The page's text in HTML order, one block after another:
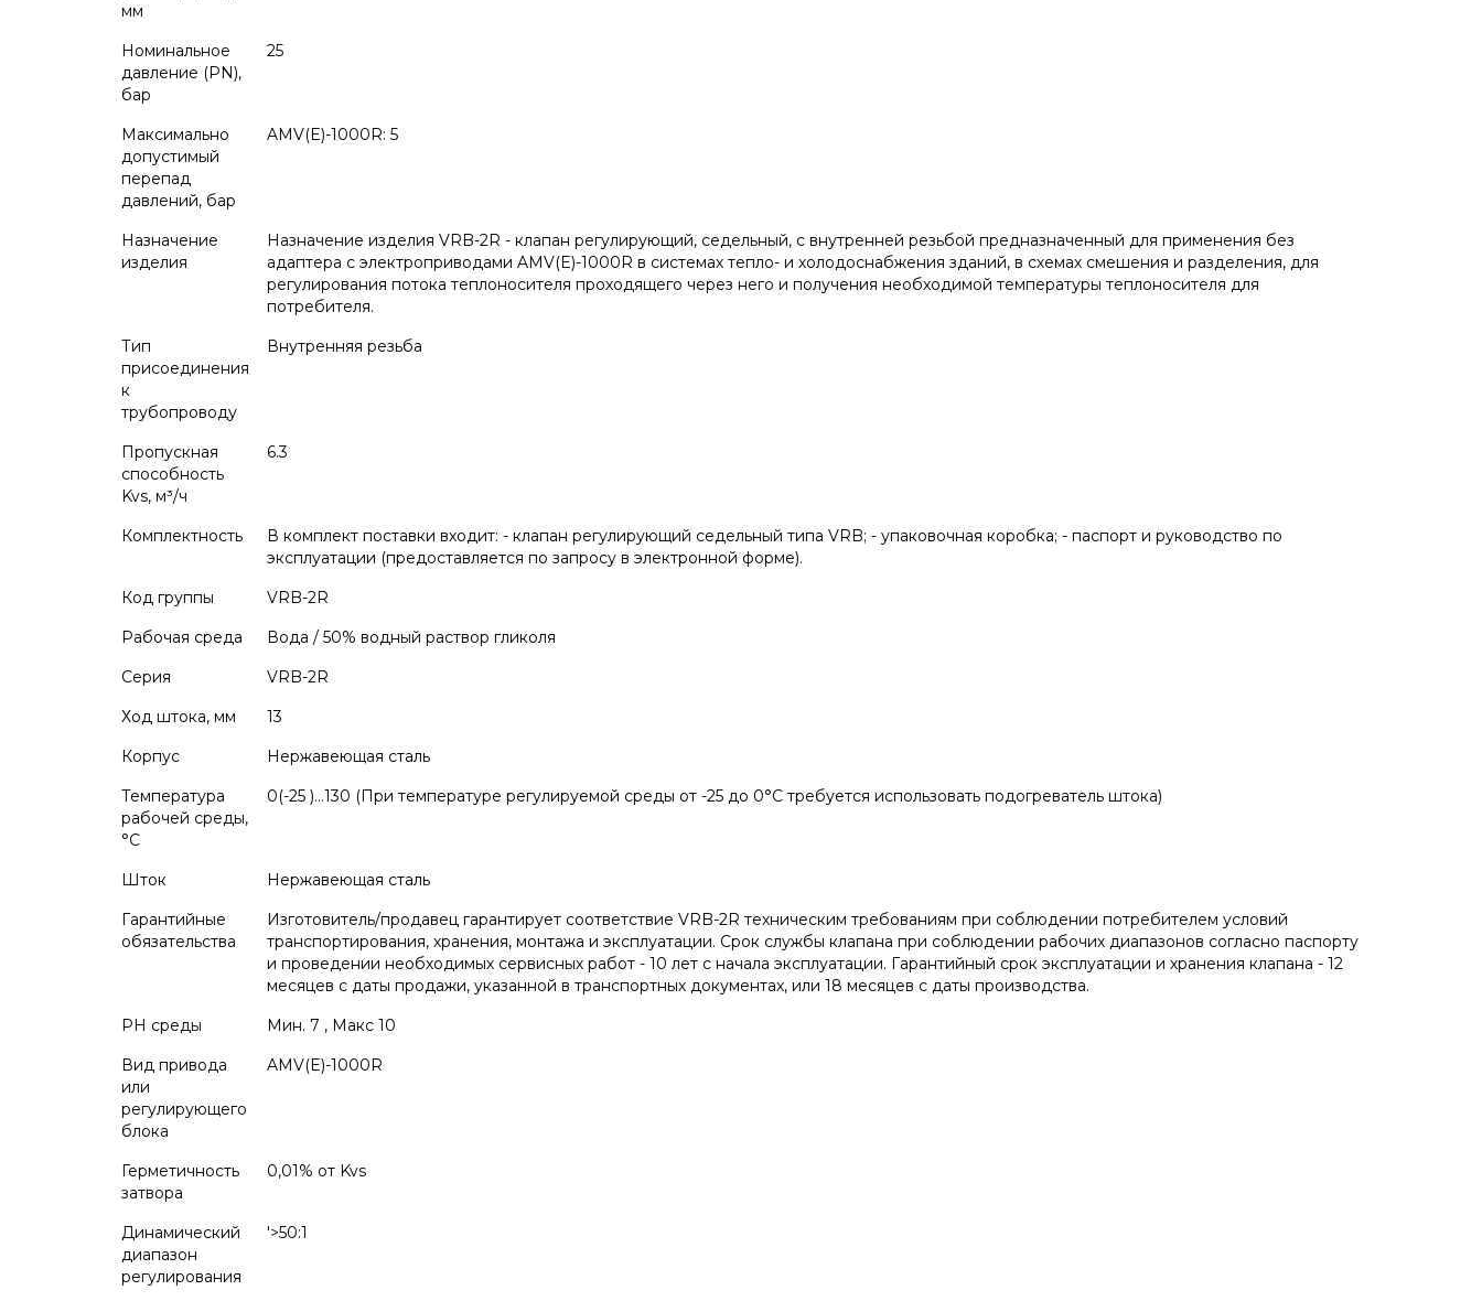
мм
Номинальное
давление (PN),
бар
25
Максимально
допустимый
перепад
давлений, бар
AMV(E)-1000R: 5
Назначение
изделия
Назначение изделия VRB-2R - клапан регулирующий, седельный, с внутренней резьбой предназначенный для применения без
адаптера с электроприводами AMV(E)-1000R в системах тепло- и холодоснабжения зданий, в схемах смешения и разделения, для
регулирования потока теплоносителя проходящего через него и получения необходимой температуры теплоносителя для
потребителя.
Тип
присоединения
к
трубопроводу
Внутренняя резьба
Пропускная
способность
Kvs, м³/ч
6.3
Комплектность
В комплект поставки входит: - клапан регулирующий седельный типа VRB; - упаковочная коробка; - паспорт и руководство по
эксплуатации (предоставляется по запросу в электронной форме).
Код группы
VRB-2R
Рабочая среда
Вода / 50% водный раствор гликоля
Серия
VRB-2R
Ход штока, мм
13
Корпус
Нержавеющая сталь
Температура
рабочей среды,
°С
0(-25 )…130 (При температуре регулируемой среды от -25 до 0°С требуется использовать подогреватель штока)
Шток
Нержавеющая сталь
Гарантийные
обязательства
Изготовитель/продавец гарантирует соответствие VRB-2R техническим требованиям при соблюдении потребителем условий
транспортирования, хранения, монтажа и эксплуатации. Срок службы клапана при соблюдении рабочих диапазонов согласно паспорту
и проведении необходимых сервисных работ - 10 лет с начала эксплуатации. Гарантийный срок эксплуатации и хранения клапана - 12
месяцев с даты продажи, указанной в транспортных документах, или 18 месяцев с даты производства.
PH среды
Мин. 7 , Макс 10
Вид привода
или
регулирующего
блока
AMV(E)-1000R
Герметичность
затвора
0,01% от Kvs
Динамический
диапазон
регулирования
'>50:1